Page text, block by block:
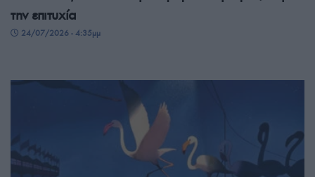
την επιτυχία
24/07/2026 - 4:35μμ